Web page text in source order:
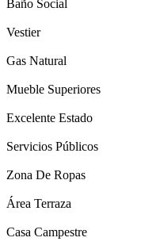
Baño Social
Vestier
Gas Natural
Mueble Superiores
Excelente Estado
Servicios Públicos
Zona De Ropas
Área Terraza
Casa Campestre